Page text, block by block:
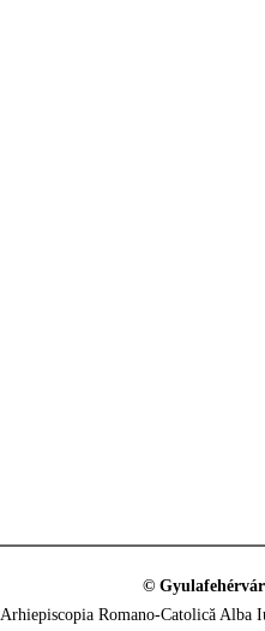
©
Arhiepiscopia Romano-Catolică